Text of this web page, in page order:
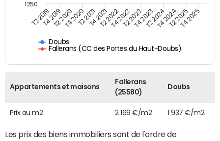
Doubs
Fallerans (CC des Portes du Haut-Doubs)
T2 2019T4 2019T2 2020T4 2020T2 2021T4 2021T2 2022T4 2022T2 2023T4 2023T2 2024T4 2024T2 2025T4 2025
1250
Appartements et maisons
Fallerans
(25580)
Doubs
Prix au m2 2 169 €/m2 1 937 €/m2
Les prix des biens immobiliers sont de l'ordre de